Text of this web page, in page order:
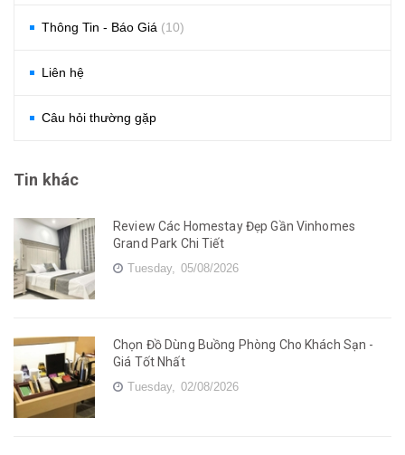
Thông Tin - Báo Giá (10)
Liên hệ
Câu hỏi thường gặp
Tin khác
Review Các Homestay Đẹp Gần Vinhomes
Grand Park Chi Tiết
Tuesday, 05/08/2026
Chọn Đồ Dùng Buồng Phòng Cho Khách Sạn -
Giá Tốt Nhất
Tuesday, 02/08/2026